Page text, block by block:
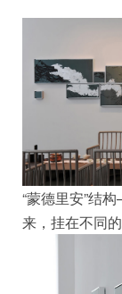
“蒙德里安”结
来，挂在不同的